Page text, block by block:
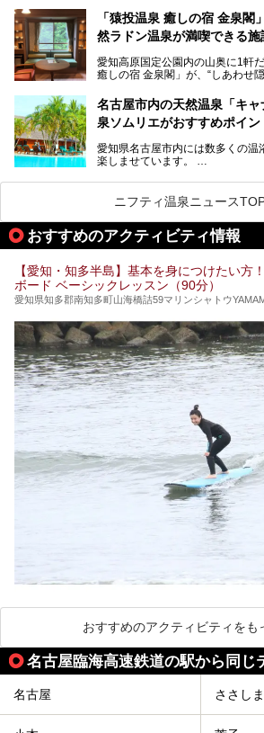
お好みの温泉施設を見つけて楽し
「名古屋駅周辺ってサウナが少な
にするだけあり、アクセスの良
今回は普段は男性専用となってい
さっそく取材してきました！
「猿投温泉 癒しの宿 金泉閣
然ラドン温泉が満喫できる
愛知高原国定公園内の山奥に1軒
癒しの宿 金泉閣」が、“しあわせ
天然ラドン温泉が堪能できるお風
室、地元の食材と温泉水で作ら
ご紹介します。
名古屋市内の天然温泉「キ
泉ソムリエがおすすめポイン
愛知県名古屋市内には数多くの温
楽しませています。
ムリエの目線で紹介していきます
名古屋市内にはスーパー銭湯や日
行こうかな？」と悩んでしまう
ぜひこの記事を参考にして「キャ
てみるのはいかがでしょうか？
ニフティ温泉ニュース
おすすめのアクティビティ情報
【愛知・知多半島】基本を身につけたい方
ボード ベーシックレッスン（90分）
愛知県知多郡南知多町山海橋詰59マリンシャトウ
おすすめのアクティビティをも
名古屋臨海高速鉄道の駅から同じ
名古屋 ささし